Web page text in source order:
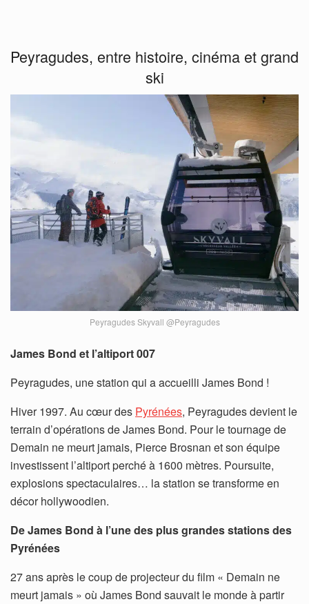
Peyragudes, entre histoire, cinéma et grand
ski
Peyragudes Skyvall @Peyragudes
James Bond et l’altiport 007
Peyragudes, une station qui a accueilli James Bond !
Hiver 1997. Au cœur des Pyrénées, Peyragudes devient le
terrain d’opérations de James Bond. Pour le tournage de
Demain ne meurt jamais, Pierce Brosnan et son équipe
investissent l’altiport perché à 1600 mètres. Poursuite,
explosions spectaculaires… la station se transforme en
décor hollywoodien.
De James Bond à l’une des plus grandes stations des
Pyrénées
27 ans après le coup de projecteur du film « Demain ne
meurt jamais » où James Bond sauvait le monde à partir